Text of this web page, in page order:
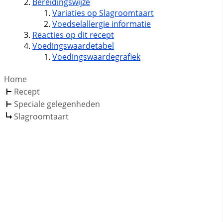
Variaties op Slagroomtaart
Voedselallergie informatie
Reacties op dit recept
Voedingswaardetabel
Voedingswaardegrafiek
Home
Recept
Speciale gelegenheden
Slagroomtaart